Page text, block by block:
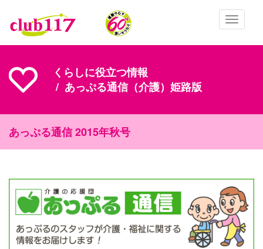
Toggle
くらしに役立つ情報
あっぷる通信（介護）姫路版
あっぷる通信 2015年秋号